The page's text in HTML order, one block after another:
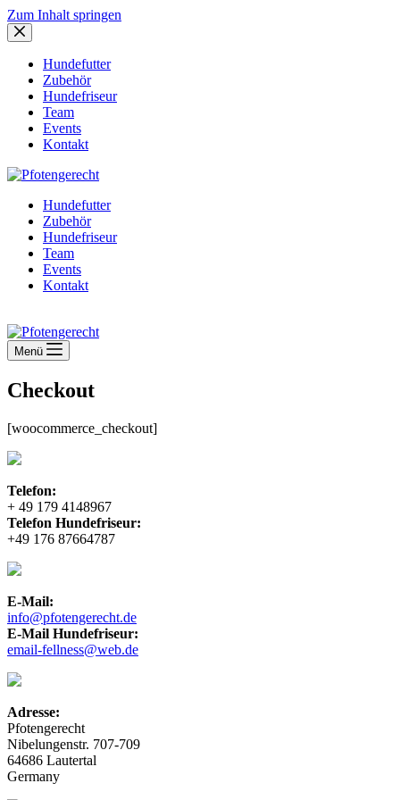
Zum Inhalt springen
Hundefutter
Zubehör
Hundefriseur
Team
Events
Kontakt
Hundefutter
Zubehör
Hundefriseur
Team
Events
Kontakt
Menü
Checkout
[woocommerce_checkout]
Telefon:
+ 49 179 4148967
Telefon Hundefriseur:
+49 176 87664787
E-Mail:
info@pfotengerecht.de
E-Mail Hundefriseur:
email-fellness@web.de
Adresse:
Pfotengerecht
Nibelungenstr. 707-709
64686 Lautertal
Germany